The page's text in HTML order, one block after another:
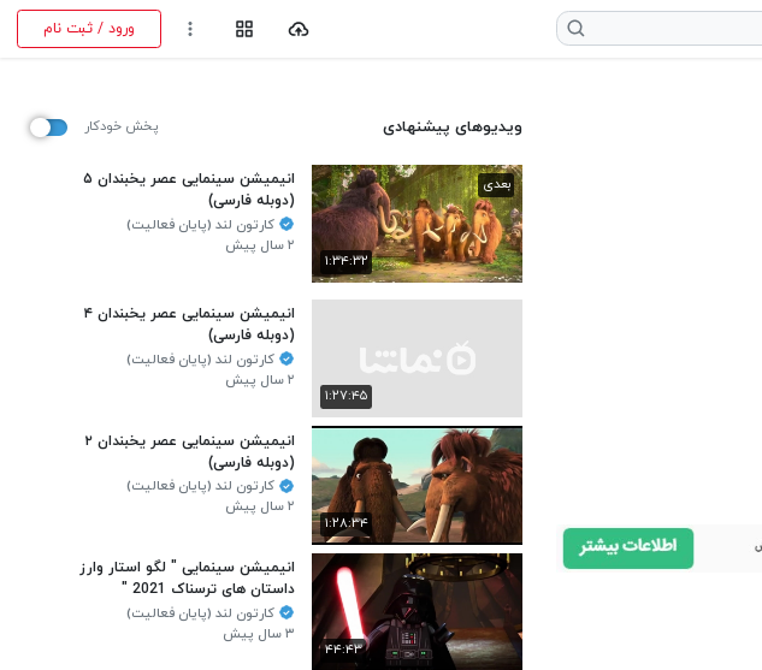
ورود / ثبت نام
ویدیوهای پیشنهادی پخش خودکار
۱:۳۴:۳۲
بعدی
انیمیشن سینمایی عصر یخبندان ۵
(دوبله فارسی)
کارتون لند (پایان فعالیت)
۲ سال پیش
۱:۲۷:۴۵
انیمیشن سینمایی عصر یخبندان ۴
(دوبله فارسی)
کارتون لند (پایان فعالیت)
۲ سال پیش
۱:۲۸:۳۴
انیمیشن سینمایی عصر یخبندان ۲
(دوبله فارسی)
کارتون لند (پایان فعالیت)
۲ سال پیش
۴۴:۴۳
انیمیشن سینمایی " لگو استار وارز
داستان های ترسناک 2021 "
کارتون لند (پایان فعالیت)
۳ سال پیش